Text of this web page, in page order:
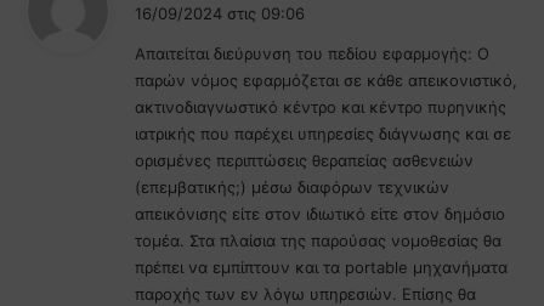
ι
:
16/09/2024 στις 09:06
Απαιτείται διεύρυνση του πεδίου εφαρμογής: O
παρών νόμος εφαρμόζεται σε κάθε απεικονιστικό,
ακτινοδιαγνωστικό κέντρο και κέντρο πυρηνικής
ιατρικής που παρέχει υπηρεσίες διάγνωσης και σε
ορισμένες περιπτώσεις θεραπείας ασθενειών
(επεμβατικής;) μέσω διαφόρων τεχνικών
απεικόνισης είτε στον ιδιωτικό είτε στον δημόσιο
τομέα. Στα πλαίσια της παρούσας νομοθεσίας θα
πρέπει να εμπίπτουν και τα portable μηχανήματα
παροχής των εν λόγω υπηρεσιών. Επίσης θα